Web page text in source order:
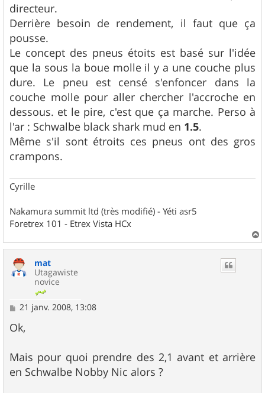
directeur.
Derrière besoin de rendement, il faut que ça
pousse.
Le concept des pneus étoits est basé sur l'idée
que la sous la boue molle il y a une couche plus
dure. Le pneu est censé s'enfoncer dans la
couche molle pour aller chercher l'accroche en
dessous. et le pire, c'est que ça marche. Perso à
l'ar : Schwalbe black shark mud en 1.5.
Même s'il sont étroits ces pneus ont des gros
crampons.
Cyrille
Nakamura summit ltd (très modifié) - Yéti asr5
Foretrex 101 - Etrex Vista HCx
a
mat
Utagawiste
novice
M
s
s
g
e
21 janv. 2008, 13:08
Ok,
Mais pour quoi prendre des 2,1 avant et arrière
en Schwalbe Nobby Nic alors ?